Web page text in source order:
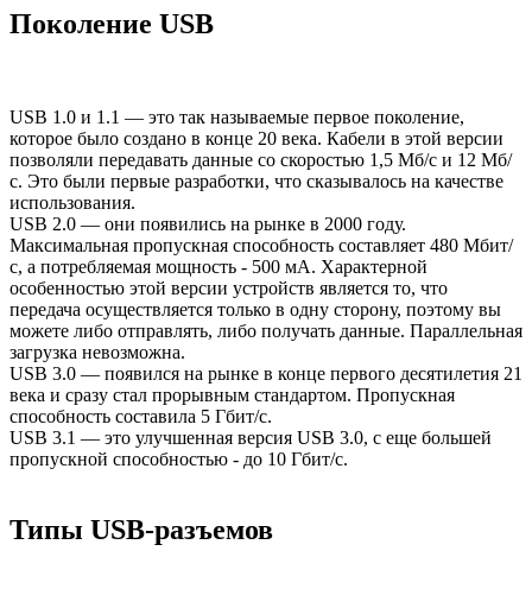
Поколение USB
USB 1.0 и 1.1 — это так называемые первое поколение,
которое было создано в конце 20 века. Кабели в этой версии
позволяли передавать данные со скоростью 1,5 Мб/с и 12 Мб/
с. Это были первые разработки, что сказывалось на качестве
использования.
USB 2.0 — они появились на рынке в 2000 году.
Максимальная пропускная способность составляет 480 Мбит/
с, а потребляемая мощность - 500 мА. Характерной
особенностью этой версии устройств является то, что
передача осуществляется только в одну сторону, поэтому вы
можете либо отправлять, либо получать данные. Параллельная
загрузка невозможна.
USB 3.0 — появился на рынке в конце первого десятилетия 21
века и сразу стал прорывным стандартом. Пропускная
способность составила 5 Гбит/с.
USB 3.1 — это улучшенная версия USB 3.0, с еще большей
пропускной способностью - до 10 Гбит/с.
Типы USB-разъемов